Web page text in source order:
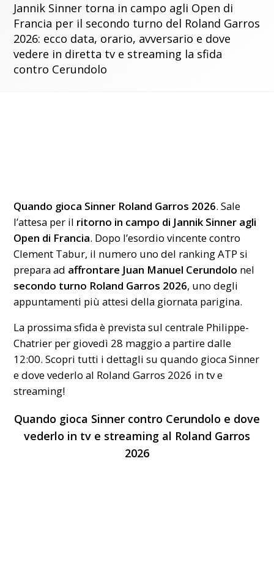
Jannik Sinner torna in campo agli Open di
Francia per il secondo turno del Roland Garros
2026: ecco data, orario, avversario e dove
vedere in diretta tv e streaming la sfida
contro Cerundolo
Quando gioca Sinner Roland Garros 2026. Sale
l’attesa per il ritorno in campo di Jannik Sinner agli
Open di Francia. Dopo l’esordio vincente contro
Clement Tabur, il numero uno del ranking ATP si
prepara ad affrontare Juan Manuel Cerundolo nel
secondo turno Roland Garros 2026, uno degli
appuntamenti più attesi della giornata parigina.
La prossima sfida è prevista sul centrale Philippe-
Chatrier per giovedì 28 maggio a partire dalle
12:00. Scopri tutti i dettagli su quando gioca Sinner
e dove vederlo al Roland Garros 2026 in tv e
streaming!
Quando gioca Sinner contro Cerundolo e dove
vederlo in tv e streaming al Roland Garros
2026